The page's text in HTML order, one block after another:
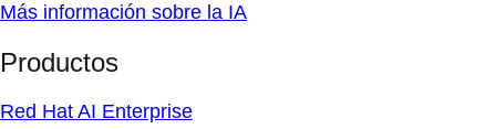
Más información sobre la IA
Productos
Red Hat AI Enterprise